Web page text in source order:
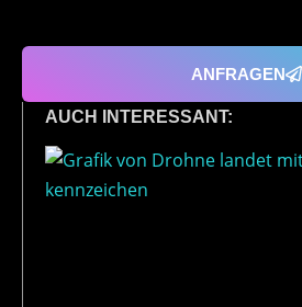
ANFRAGEN
AUCH INTERESSANT: